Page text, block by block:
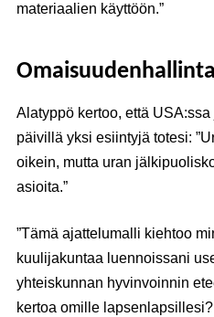
materiaalien käyttöön.”
Alatyppö kertoo, että
päivillä yksi esiintyjä totesi:
oikein, mutta uran
asioita.”
”Tämä ajattelumalli kiehtoo
kuulijakuntaa luennoissani
yhteiskunnan hyvinvoinnin
kertoa omille